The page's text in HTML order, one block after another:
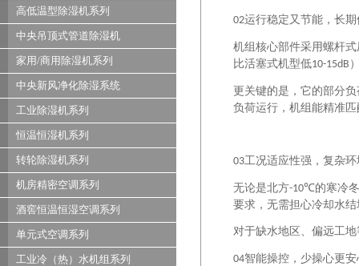
高低温型除湿机系列
中央吊顶式管道除湿机
家用/商用除湿机系列
中央新风净化除湿系统
工业除湿机系列
恒温恒湿机系列
转轮除湿机系列
机房精密空调系列
酒窖恒温恒湿空调系列
单元式空调系列
工业冷（热）水机组系列
02运行稳定又节能，长
机组核心部件采用螺杆
比活塞式机型低10-15dB
更关键的是，它的部分
负荷运行，机组能精准
03工况适应性强，复杂
无论是北方-10℃的寒冷
要求，无需担心冷却水
对于缺水地区、偏远工
04智能操控，少操心更安